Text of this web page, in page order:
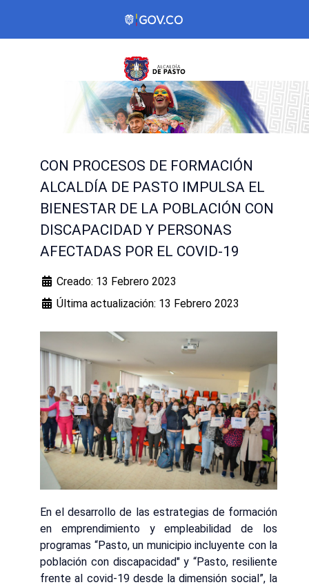
CON PROCESOS DE FORMACIÓN
ALCALDÍA DE PASTO IMPULSA EL
BIENESTAR DE LA POBLACIÓN CON
DISCAPACIDAD Y PERSONAS
AFECTADAS POR EL COVID-19
Creado: 13 Febrero 2023
Última actualización: 13 Febrero 2023
En el desarrollo de las estrategias de formación
en emprendimiento y empleabilidad de los
programas “Pasto, un municipio incluyente con la
población con discapacidad" y “Pasto, resiliente
frente al covid-19 desde la dimensión social”, la